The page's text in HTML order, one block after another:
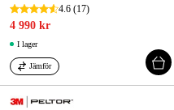
4.6 (17)
4 990 kr
I lager
Jämför